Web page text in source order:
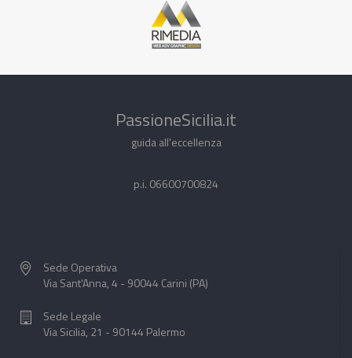
PassioneSicilia.it
guida all'eccellenza
p.i. 06600700824
Sede Operativa
Via Sant'Anna, 4 - 90044 Carini (PA)
Sede Legale
Via Sicilia, 21 - 90144 Palermo